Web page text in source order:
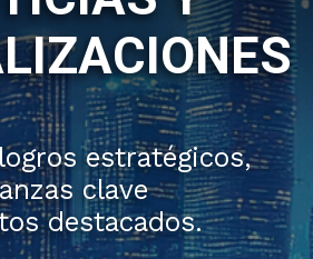
estratégicos,
clave
destacados.